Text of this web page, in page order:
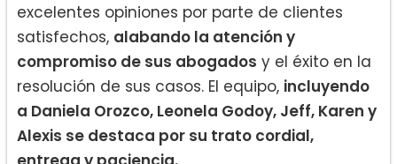
excelentes opiniones por parte de clientes
satisfechos, alabando la atención y
compromiso de sus abogados y el éxito en la
resolución de sus casos. El equipo, incluyendo
a Daniela Orozco, Leonela Godoy, Jeff, Karen y
Alexis se destaca por su trato cordial,